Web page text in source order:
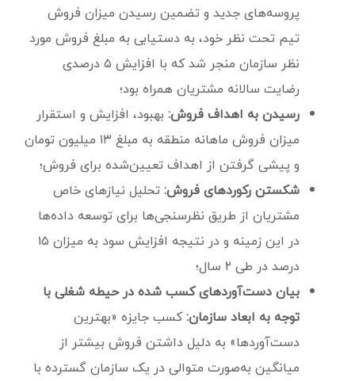
پروسه‌های جدید و تضمین رسیدن میزان فروش
تیم تحت نظر خود، به دستیابی به مبلغ فروش مورد
نظر سازمان منجر شد که با افزایش ۵ درصدی
رضایت سالانه مشتریان همراه بود؛
رسیدن به اهداف فروش: بهبود، افزایش و استقرار
میزان فروش ماهانه منطقه به مبلغ ۱۳ میلیون تومان
و پیشی گرفتن از اهداف تعیین‌شده برای فروش؛
شکستن رکوردهای فروش:تحلیل نیازهای خاص
مشتریان از طریق نظرسنجی‌ها برای توسعه داده‌ها
در این زمینه و در نتیجه افزایش سود به میزان ۱۵
درصد در طی ۲ سال؛
بیان دست‌آوردهای کسب شده در حیطه شغلی با
توجه به ابعاد سازمان:کسب جایزه «بهترین
دست‌آوردها» به دلیل داشتن فروش بیشتر از
میانگین به‌صورت متوالی در یک سازمان گسترده با